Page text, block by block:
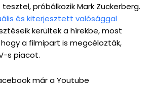
próbálkozik Mark Zuckerberg.
és kiterjesztett valósággal
kerültek a hírekbe, most
a filmipart is megcélozták,
s piacot.
már a Youtube